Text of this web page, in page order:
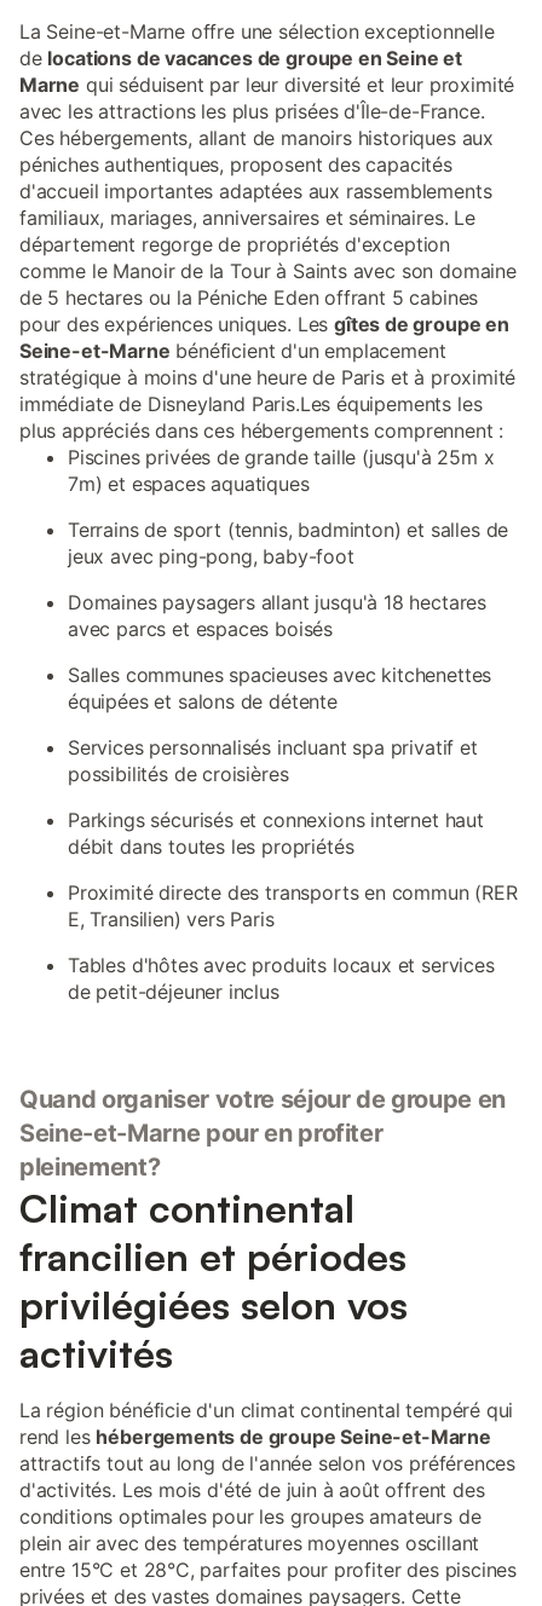
La Seine-et-Marne offre une sélection exceptionnelle
de locations de vacances de groupe en Seine et
Marne qui séduisent par leur diversité et leur proximité
avec les attractions les plus prisées d'Île-de-France.
Ces hébergements, allant de manoirs historiques aux
péniches authentiques, proposent des capacités
d'accueil importantes adaptées aux rassemblements
familiaux, mariages, anniversaires et séminaires. Le
département regorge de propriétés d'exception
comme le Manoir de la Tour à Saints avec son domaine
de 5 hectares ou la Péniche Eden offrant 5 cabines
pour des expériences uniques. Lesgîtes de groupe en
Seine-et-Marne bénéficient d'un emplacement
stratégique à moins d'une heure de Paris et à proximité
immédiate de Disneyland Paris.Les équipements les
plus appréciés dans ces hébergements comprennent :
Piscines privées de grande taille (jusqu'à 25m x
7m) et espaces aquatiques
Terrains de sport (tennis, badminton) et salles de
jeux avec ping-pong, baby-foot
Domaines paysagers allant jusqu'à 18 hectares
avec parcs et espaces boisés
Salles communes spacieuses avec kitchenettes
équipées et salons de détente
Services personnalisés incluant spa privatif et
possibilités de croisières
Parkings sécurisés et connexions internet haut
débit dans toutes les propriétés
Proximité directe des transports en commun (RER
E, Transilien) vers Paris
Tables d'hôtes avec produits locaux et services
de petit-déjeuner inclus
Quand organiser votre séjour de groupe en
Seine-et-Marne pour en profiter
pleinement?
Climat continental
francilien et périodes
privilégiées selon vos
activités
La région bénéficie d'un climat continental tempéré qui
rend les hébergements de groupe Seine-et-Marne
attractifs tout au long de l'année selon vos préférences
d'activités. Les mois d'été de juin à août offrent des
conditions optimales pour les groupes amateurs de
plein air avec des températures moyennes oscillant
entre 15°C et 28°C, parfaites pour profiter des piscines
privées et des vastes domaines paysagers. Cette